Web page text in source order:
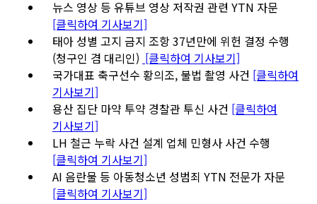
뉴스 영상 등 유튜브 영상 저작권 관련 YTN 자문
[클릭하여 기사보기]
태아 성별 고지 금지 조항 37년만에 위헌 결정 수행
(청구인 겸 대리인) [클릭하여 기사보기]
국가대표 축구선수 황의조, 불법 촬영 사건 [클릭하여
기사보기]
용산 집단 마약 투약 경찰관 투신 사건 [클릭하여
기사보기]
LH 철근 누락 사건 설계 업체 민형사 사건 수행
[클릭하여 기사보기]
AI 음란물 등 아동청소년 성범죄 YTN 전문가 자문
[클릭하여 기사보기]